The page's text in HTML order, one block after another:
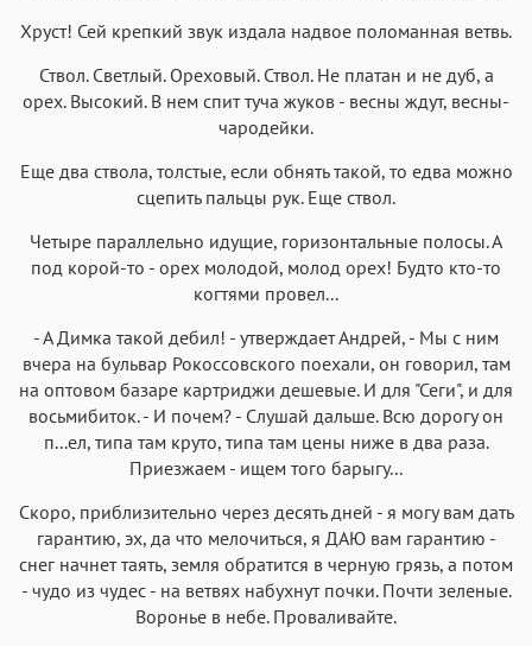
Хруст! Сей крепкий звук издала надвое поломанная ветвь.
Ствол. Светлый. Ореховый. Ствол. Hе платан и не дуб, а
орех. Высокий. В нем спит туча жуков - весны ждут, весны-
чародейки.
Еще два ствола, толстые, если обнять такой, то едва можно
сцепить пальцы рук. Еще ствол.
Четыре параллельно идущие, горизонтальные полосы. А
под корой-то - орех молодой, молод орех! Будто кто-то
когтями провел...
- А Димка такой дебил! - утверждает Андрей, - Мы с ним
вчера на бульвар Рокоссовского поехали, он говорил, там
на оптовом базаре картриджи дешевые. И для "Сеги", и для
восьмибиток. - И почем? - Слушай дальше. Всю дорогу он
п...ел, типа там круто, типа там цены ниже в два раза.
Приезжаем - ищем того барыгу...
Скоро, приблизительно через десять дней - я могу вам дать
гарантию, эх, да что мелочиться, я ДАЮ вам гарантию -
снег начнет таять, земля обратится в черную грязь, а потом
- чудо из чудес - на ветвях набухнут почки. Почти зеленые.
Воронье в небе. Проваливайте.